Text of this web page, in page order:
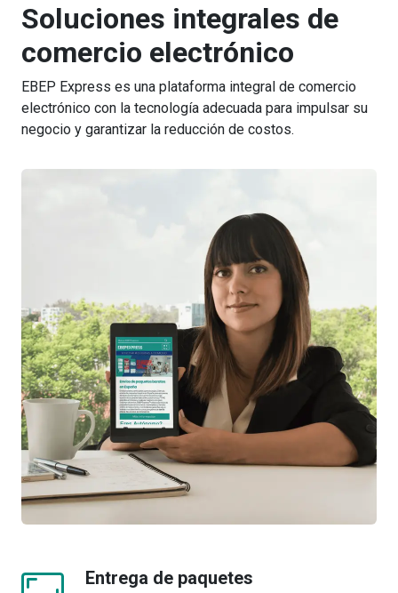
Soluciones integrales de
comercio electrónico
EBEP Express es una plataforma integral de comercio
electrónico con la tecnología adecuada para impulsar su
negocio y garantizar la reducción de costos.
Entrega de paquetes